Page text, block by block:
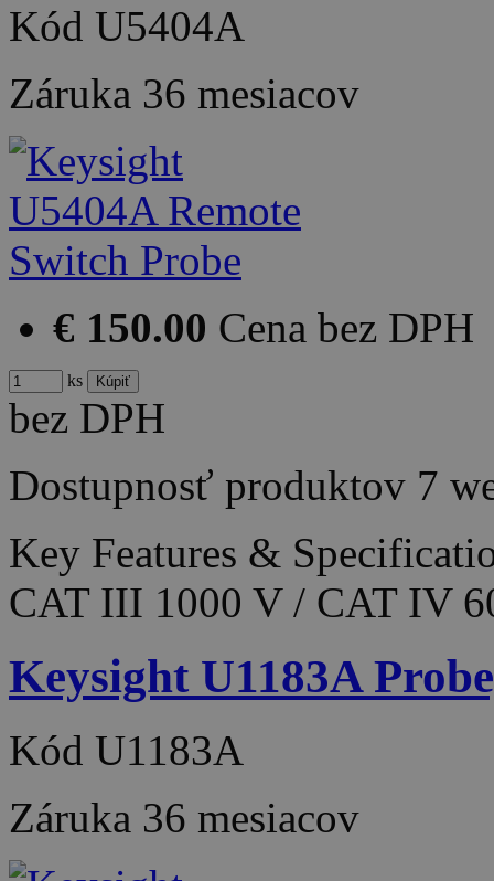
Kód U5404A
Záruka 36 mesiacov
€ 150.00 Cena bez DPH
ks
bez DPH
Dostupnosť produktov 7
Key Features &
CAT III 1000 V / CAT IV
Keysight U1183A
Kód U1183A
Záruka 36 mesiacov